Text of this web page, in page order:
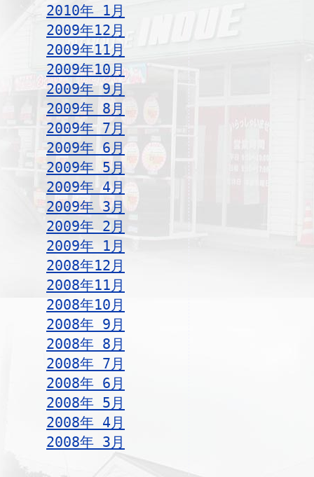
2010年 1月
2009年12月
2009年11月
2009年10月
2009年 9月
2009年 8月
2009年 7月
2009年 6月
2009年 5月
2009年 4月
2009年 3月
2009年 2月
2009年 1月
2008年12月
2008年11月
2008年10月
2008年 9月
2008年 8月
2008年 7月
2008年 6月
2008年 5月
2008年 4月
2008年 3月